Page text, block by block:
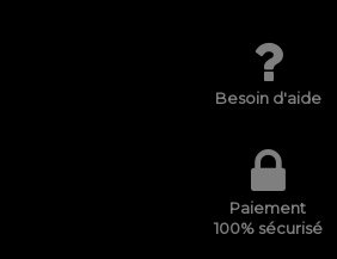
Besoin d'aide
Paiement
100% sécurisé